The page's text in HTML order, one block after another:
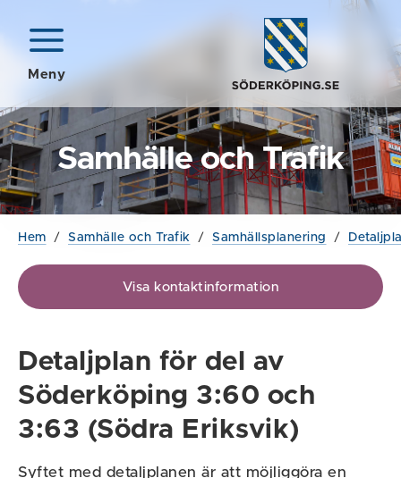
Meny
Samhälle och Trafik
Hem / Samhälle och Trafik / Samhällsplanering /
Visa kontaktinformation
Detaljplan för del av
Söderköping 3:60 och
3:63 (Södra Eriksvik)
Syftet med detaljplanen är att möjliggöra en